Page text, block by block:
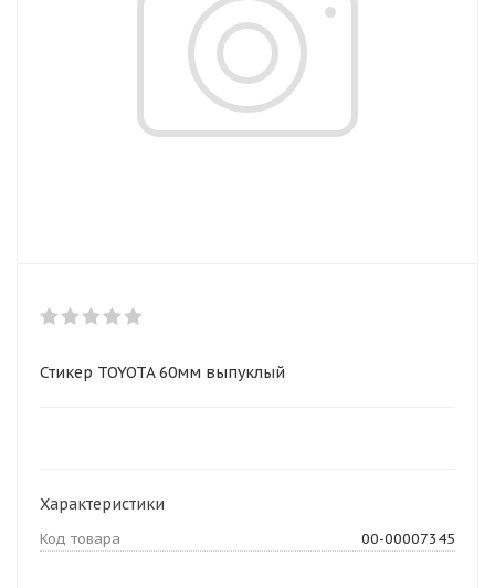
Стикер TOYOTA 60мм выпуклый
Характеристики
Код товара 00-00007345